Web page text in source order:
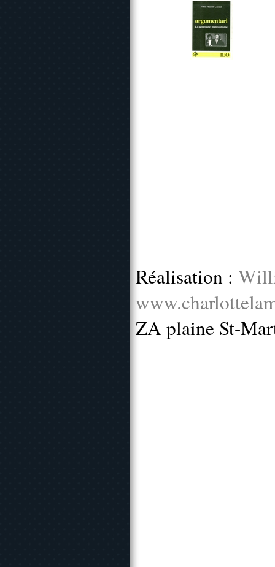
Réalisation :
ZA plaine St-